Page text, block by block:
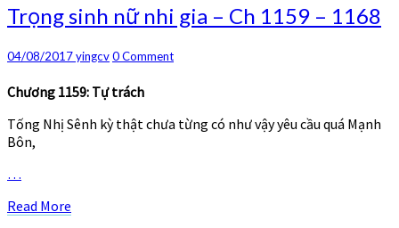
Trọng
sinh
nhi
–
Ch
1159
–
Trọng sinh nữ nhi gia – Ch 1159 – 1168
04/08/2017yingcvComments
0 Comment
Chương 1159: Tự trách
Tống Nhị Sênh kỳ thật chưa từng có như vậy yêu cầu quá Mạnh
Bôn,
…
Read More